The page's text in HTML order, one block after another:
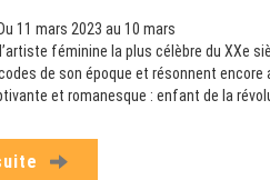
Du 11 mars 2023 au 10 mars
féminine la plus célèbre du XXe
de son époque et résonnent encore
et romanesque : enfant de la